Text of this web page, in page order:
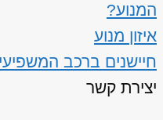
המנוע?
איזון מנוע
חיישנים ברכב
יצירת קשר